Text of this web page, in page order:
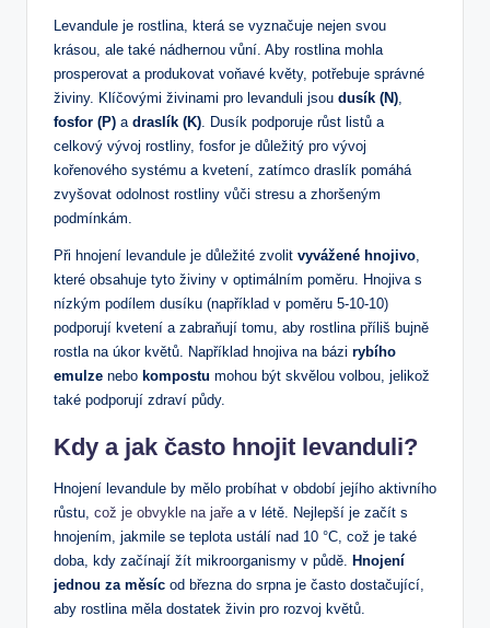
Levandule je rostlina, která se vyznačuje nejen svou
krásou, ale také nádhernou vůní. Aby rostlina mohla
prosperovat a produkovat voňavé květy, potřebuje správné
živiny. Klíčovými živinami pro levanduli jsou dusík (N),
fosfor (P) a draslík (K). Dusík podporuje růst listů a
celkový vývoj rostliny, fosfor je důležitý pro vývoj
kořenového systému a kvetení, zatímco draslík pomáhá
zvyšovat odolnost rostliny vůči stresu a zhoršeným
podmínkám.
Při hnojení levandule je důležité zvolit vyvážené hnojivo,
které obsahuje tyto živiny v optimálním poměru. Hnojiva s
nízkým podílem dusíku (například v poměru 5-10-10)
podporují kvetení a zabraňují tomu, aby rostlina příliš bujně
rostla na úkor květů. Například hnojiva na bázi rybího
emulze nebo kompostu mohou být skvělou volbou, jelikož
také podporují zdraví půdy.
Kdy a jak často hnojit levanduli?
Hnojení levandule by mělo probíhat v období jejího aktivního
růstu, což je obvykle na jaře a v létě. Nejlepší je začít s
hnojením, jakmile se teplota ustálí nad 10 °C, což je také
doba, kdy začínají žít mikroorganismy v půdě. Hnojení
jednou za měsíc od března do srpna je často dostačující,
aby rostlina měla dostatek živin pro rozvoj květů.